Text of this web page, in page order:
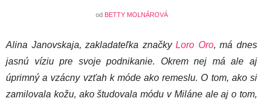
od BETTY MOLNÁROVÁ
Alina Janovskaja, zakladateľka značkyLoro Oro, má dnes
jasnú víziu pre svoje podnikanie. Okrem nej má ale aj
úprimný a vzácny vzťah k móde ako remeslu. O tom, ako si
zamilovala kožu, ako študovala módu v Miláne ale aj o tom,